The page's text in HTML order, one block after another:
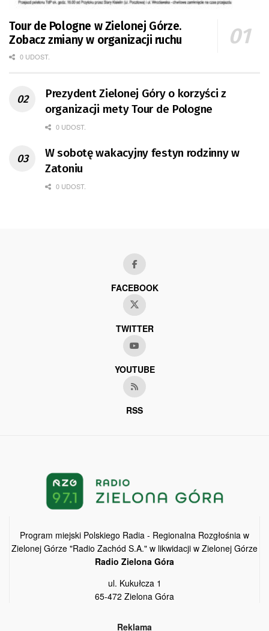
Tour de Pologne w Zielonej Górze.
Zobacz zmiany w organizacji ruchu
0 UDOST.
Prezydent Zielonej Góry o korzyści z
organizacji mety Tour de Pologne
0 UDOST.
W sobotę wakacyjny festyn rodzinny w
Zatoniu
0 UDOST.
FACEBOOK
TWITTER
YOUTUBE
RSS
Program miejski Polskiego Radia - Regionalna Rozgłośnia w
Zielonej Górze "Radio Zachód S.A." w likwidacji w Zielonej Górze
Radio Zielona Góra
ul. Kukułcza 1
65-472 Zielona Góra
Reklama